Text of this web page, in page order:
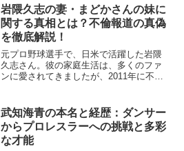
では、彼女の身長やカップ数、スリーサ
イズなど、気になる情報を...
岩隈久志の妻・まどかさんの妹に
関する真相とは？不倫報道の真偽
を徹底解説！
元プロ野球選手で、日米で活躍した岩隈
久志さん。彼の家庭生活は、多くのファ
ンに愛されてきましたが、2011年に不倫
その真相はどうだったのでしょうか？本
記事では、不倫報道の詳...
武知海青の本名と経歴：ダンサー
からプロレスラーへの挑戦と多彩
な才能